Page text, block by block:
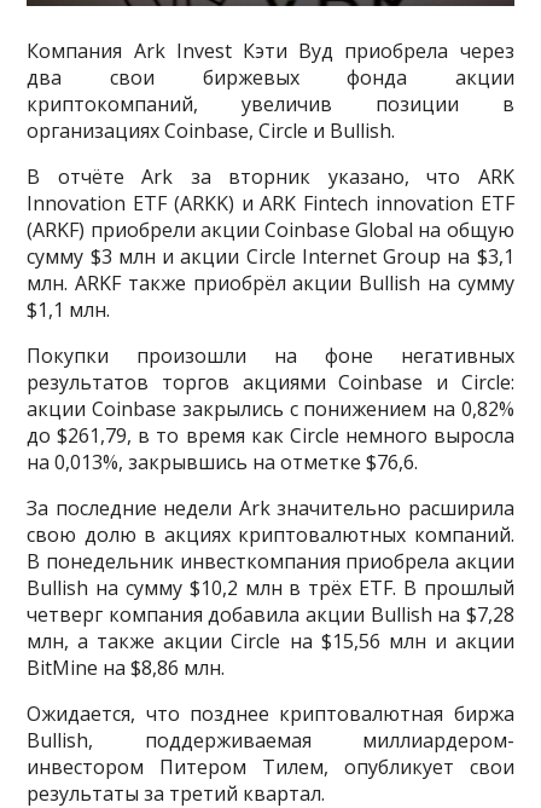
Компания Ark Invest Кэти Вуд приобрела через
два свои биржевых фонда акции
криптокомпаний, увеличив позиции в
организациях Coinbase, Circle и Bullish.
В отчёте Ark за вторник указано, что ARK
Innovation ETF (ARKK) и ARK Fintech innovation ETF
(ARKF) приобрели акции Coinbase Global на общую
сумму $3 млн и акции Circle Internet Group на $3,1
млн. ARKF также приобрёл акции Bullish на сумму
$1,1 млн.
Покупки произошли на фоне негативных
результатов торгов акциями Coinbase и Circle:
акции Coinbase закрылись с понижением на 0,82%
до $261,79, в то время как Circle немного выросла
на 0,013%, закрывшись на отметке $76,6.
За последние недели Ark значительно расширила
свою долю в акциях криптовалютных компаний.
В понедельник инвесткомпания приобрела акции
Bullish на сумму $10,2 млн в трёх ETF. В прошлый
четверг компания добавила акции Bullish на $7,28
млн, а также акции Circle на $15,56 млн и акции
BitMine на $8,86 млн.
Ожидается, что позднее криптовалютная биржа
Bullish, поддерживаемая миллиардером-
инвестором Питером Тилем, опубликует свои
результаты за третий квартал.